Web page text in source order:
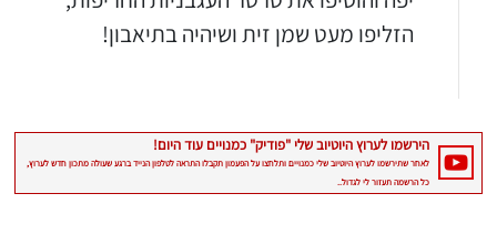
הזליפו מעט שמן זית ושיהיה בתיאבון!